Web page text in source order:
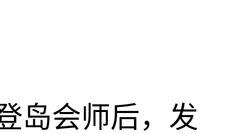
岛会师后，发